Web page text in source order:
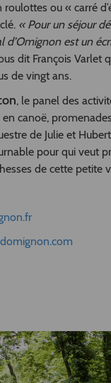
roulottes ou « carré
« Pour un séjour
d’Omignon est un
dit François Varlet
de vingt ans.
, le panel des
canoë,
de Julie et
pour qui veut
de cette petite